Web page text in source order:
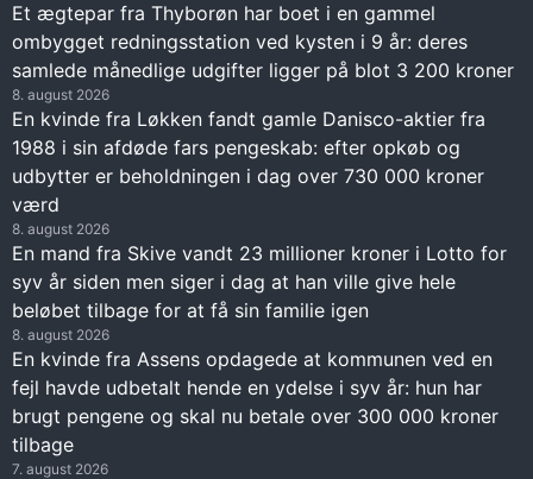
Et ægtepar fra Thyborøn har boet i en gammel
ombygget redningsstation ved kysten i 9 år: deres
samlede månedlige udgifter ligger på blot 3 200 kroner
8. august 2026
En kvinde fra Løkken fandt gamle Danisco-aktier fra
1988 i sin afdøde fars pengeskab: efter opkøb og
udbytter er beholdningen i dag over 730 000 kroner
værd
8. august 2026
En mand fra Skive vandt 23 millioner kroner i Lotto for
syv år siden men siger i dag at han ville give hele
beløbet tilbage for at få sin familie igen
8. august 2026
En kvinde fra Assens opdagede at kommunen ved en
fejl havde udbetalt hende en ydelse i syv år: hun har
brugt pengene og skal nu betale over 300 000 kroner
tilbage
7. august 2026